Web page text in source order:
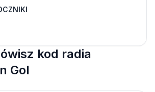
kod radia
Gol